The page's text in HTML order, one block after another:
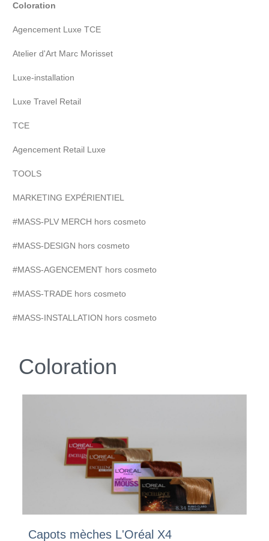
Coloration
Agencement Luxe TCE
Atelier d'Art Marc Morisset
Luxe-installation
Luxe Travel Retail
TCE
Agencement Retail Luxe
TOOLS
MARKETING EXPÉRIENTIEL
#MASS-PLV MERCH hors cosmeto
#MASS-DESIGN hors cosmeto
#MASS-AGENCEMENT hors cosmeto
#MASS-TRADE hors cosmeto
#MASS-INSTALLATION hors cosmeto
Coloration
Capots mèches L'Oréal X4